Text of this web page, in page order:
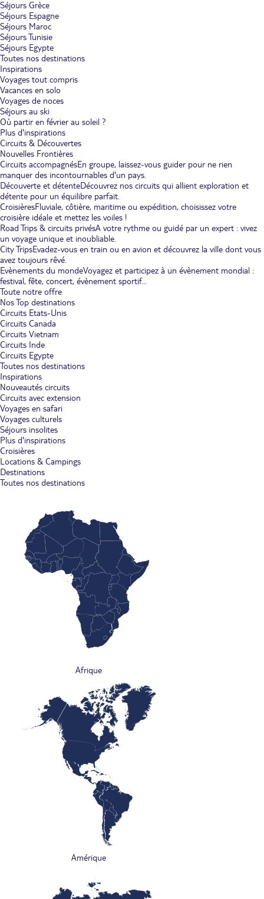
Séjours Grèce
Séjours Espagne
Séjours Maroc
Séjours Tunisie
Séjours Egypte
Toutes nos destinations
Inspirations
Voyages tout compris
Vacances en solo
Voyages de noces
Séjours au ski
Où partir en février au soleil ?
Plus d'inspirations
Circuits & Découvertes
Nouvelles Frontières
Circuits accompagnésEn groupe, laissez-vous guider pour ne rien
manquer des incontournables d'un pays.
Découverte et détenteDécouvrez nos circuits qui allient exploration et
détente pour un équilibre parfait.
CroisièresFluviale, côtière, maritime ou expédition, choisissez votre
croisière idéale et mettez les voiles !
Road Trips & circuits privésA votre rythme ou guidé par un expert : vivez
un voyage unique et inoubliable.
City TripsEvadez-vous en train ou en avion et découvrez la ville dont vous
avez toujours rêvé.
Evènements du mondeVoyagez et participez à un évènement mondial :
festival, fête, concert, évènement sportif...
Toute notre offre
Nos Top destinations
Circuits Etats-Unis
Circuits Canada
Circuits Vietnam
Circuits Inde
Circuits Egypte
Toutes nos destinations
Inspirations
Nouveautés circuits
Circuits avec extension
Voyages en safari
Voyages culturels
Séjours insolites
Plus d'inspirations
Croisières
Locations & Campings
Destinations
Toutes nos destinations
Afrique
Amérique